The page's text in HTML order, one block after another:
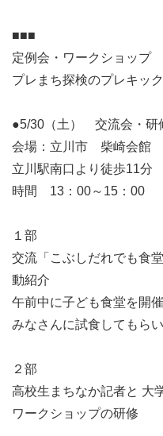
■■■
定例会・ワークショップ
プレまち探検のプレキッ
●5/30（土） 交流会・研
会場：立川市 柴崎会館
立川駅南口より徒歩11分
時間 13：00～15：00
１部
交流「こぶしだれでも食
動紹介
午前中に子ども食堂を開
みなさんに試食してもらい
２部
高校生まちなか記者と 大
ワークショップの研修